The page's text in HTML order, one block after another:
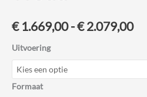
€1.669,00 -€2.079,00
Uitvoering
Formaat